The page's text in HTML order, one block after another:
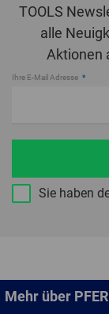
TOOLS
alle
Aktionen
Ihre E-Mail Adresse
Sie haben
Mehr über